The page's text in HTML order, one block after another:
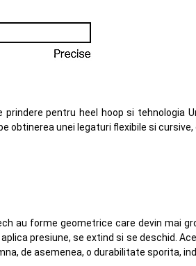
prindere pentru heel hoop si tehnologia
obtinerea unei legaturi flexibile si
au forme geometrice care devin mai
presiune, se extind si se deschid.
de asemenea, o durabilitate sporita,